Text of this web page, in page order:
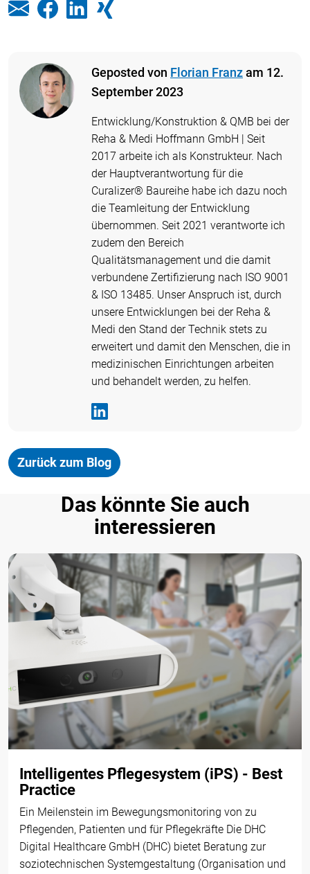
Geposted von Florian Franzam 12.
September 2023
Entwicklung/Konstruktion & QMB bei der
Reha & Medi Hoffmann GmbH | Seit
2017 arbeite ich als Konstrukteur. Nach
der Hauptverantwortung für die
Curalizer® Baureihe habe ich dazu noch
die Teamleitung der Entwicklung
übernommen. Seit 2021 verantworte ich
zudem den Bereich
Qualitätsmanagement und die damit
verbundene Zertifizierung nach ISO 9001
& ISO 13485. Unser Anspruch ist, durch
unsere Entwicklungen bei der Reha &
Medi den Stand der Technik stets zu
erweitert und damit den Menschen, die in
medizinischen Einrichtungen arbeiten
und behandelt werden, zu helfen.
Zurück zum Blog
Das könnte Sie auch
interessieren
Intelligentes Pflegesystem (iPS) - Best
Practice
Ein Meilenstein im Bewegungsmonitoring von zu
Pflegenden, Patienten und für Pflegekräfte Die DHC
Digital Healthcare GmbH (DHC) bietet Beratung zur
soziotechnischen Systemgestaltung (Organisation und